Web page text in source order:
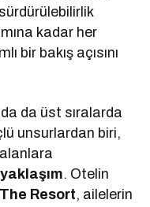
kadar her
bir bakış açısını
da üst sıralarda
unsurlardan biri,
. Otelin
The Resort, ailelerin